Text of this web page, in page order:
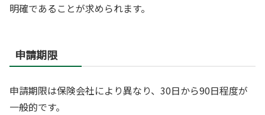
明確であることが求められます。
申請期限
申請期限は保険会社により異なり、30日から90日程度が
一般的です。